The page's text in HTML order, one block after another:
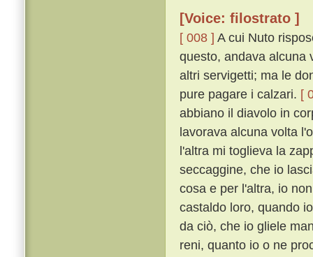
[Voice: filostrato ]
[ 008 ] A cui Nuto
questo, andava alcuna
altri servigetti; ma le
pure pagare i calzari. [
abbiano il diavolo in
lavorava alcuna volta
l'altra mi toglieva la
seccaggine, che io
cosa e per l'altra, io
castaldo loro, quando
da ciò, che io gliele
reni, quanto io o ne